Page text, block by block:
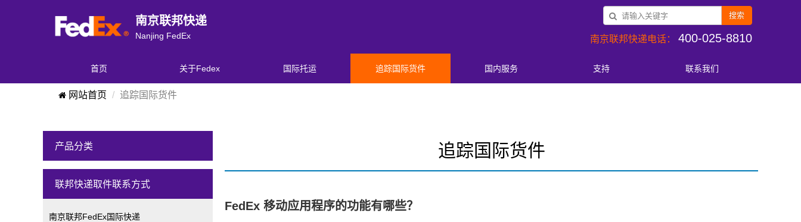
南京联邦快递
Nanjing FedEx
搜索
南京联邦快递电话： 400-025-8810
首页 关于Fedex 国际托运 追踪国际货件 国内服务 支持 联系我们
网站首页 追踪国际货件
产品分类
联邦快递取件联系方式
南京联邦FedEx国际快递
追踪国际货件
FedEx 移动应用程序的功能有哪些？